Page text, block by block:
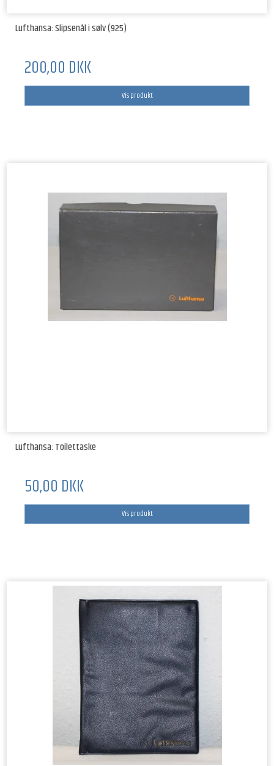
Lufthansa: Slipsenål i sølv (925)
200,00 DKK
Vis produkt
Lufthansa: Toilettaske
50,00 DKK
Vis produkt